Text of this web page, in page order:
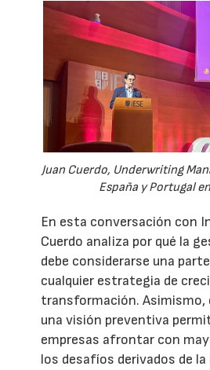
Juan Cuerdo, Underwriting
España y Portugal
En esta conversación con
Cuerdo analiza por qué la
debe considerarse una
cualquier estrategia de
transformación. Asimismo,
una visión preventiva
empresas afrontar con
los desafíos derivados de